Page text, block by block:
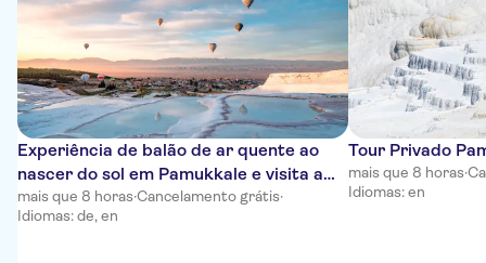
Experiência de balão de ar quente ao
nascer do sol em Pamukkale e visita a
Hierápolis
mais que 8 horas·Cancelamento grátis·
Idiomas: de, en
Tour Privado
mais que 8 horas·
Idiomas: en